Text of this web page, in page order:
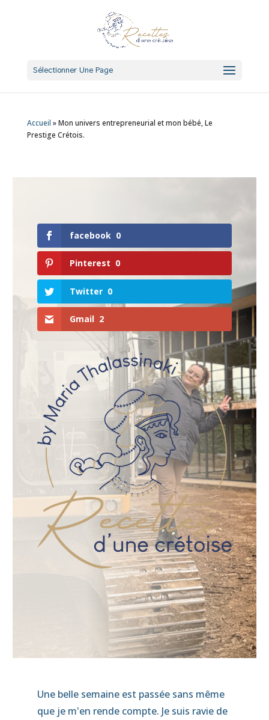
Sélectionner Une Page
Accueil »Mon univers entrepreneurial et mon bébé, Le
Prestige Crétois.
facebook 0
Pinterest 0
Twitter 0
Gmail 2
Une belle semaine est passée sans même
que je m'en rende compte. Je suis ravie de